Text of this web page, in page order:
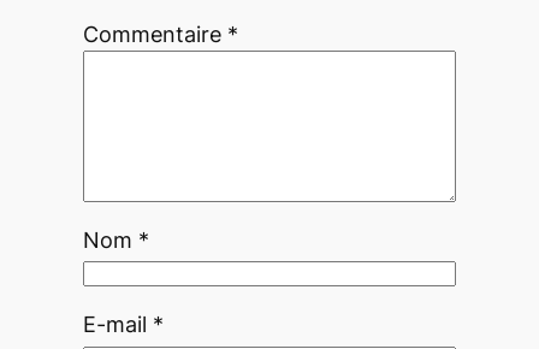
Commentaire *
Nom *
E-mail *